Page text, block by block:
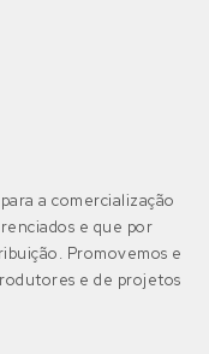
a comercialização
e que por
Promovemos e
e de projetos